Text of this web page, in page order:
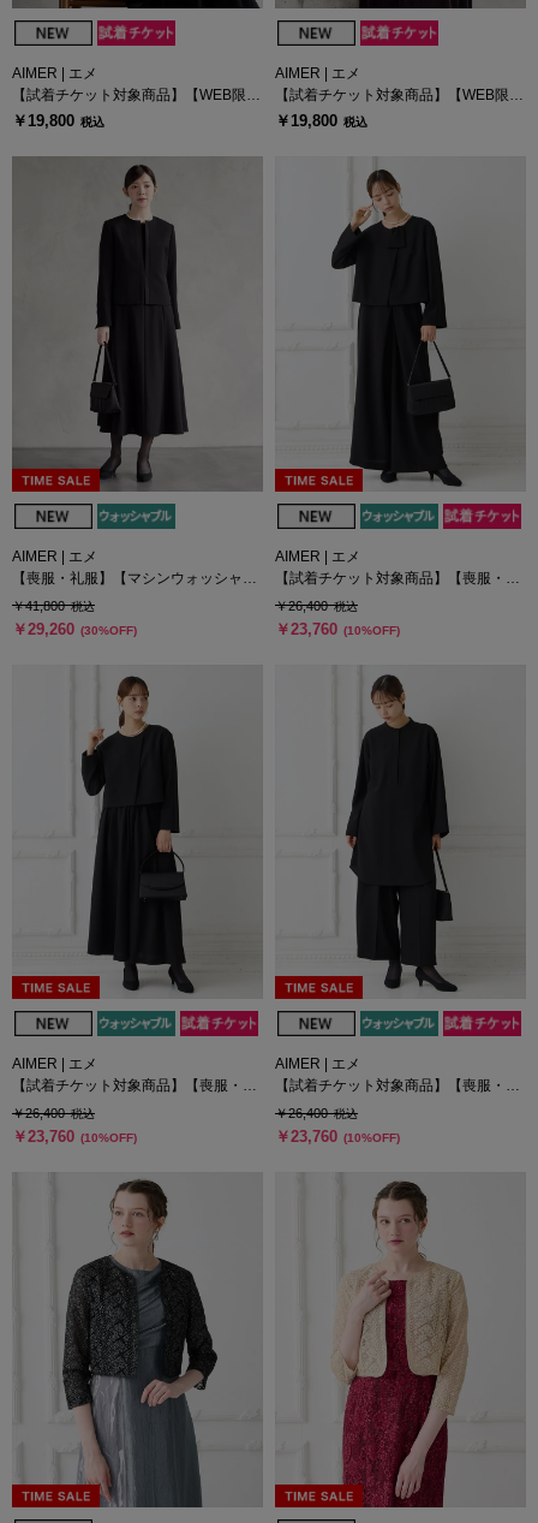
AIMER | エメ
【試着チケット対象商品】【WEB限
定】フロッキードットチュール×ベロ
￥19,800 税込
AIMER | エメ
【試着チケット対象商品】【WEB限
定】フロッキードットチュール×ベロ
￥19,800 税込
AIMER | エメ
【喪服・礼服】【マシンウォッシャブ
ル】サテン切り替えノーカラージャケ
ット・Aラインフレアワンピースアン
サンブル
￥41,800 税込
￥29,260 (30%OFF)
AIMER | エメ
【試着チケット対象商品】【喪服・礼
服】【WEB限定】【ウォッシャブル】
リボンタイ付ノーカラージャケット・
タックワイドパンツ2点セット
￥26,400 税込
￥23,760 (10%OFF)
AIMER | エメ
【試着チケット対象商品】【喪服・礼
服】【WEB限定】【ウォッシャブル】
ノーカラージャケット・ギャザーフレ
￥26,400 税込
￥23,760 (10%OFF)
AIMER | エメ
【試着チケット対象商品】【喪服・礼
服】【WEB限定】前開きオーバーブラ
ウス・ワイドパンツ2点セット
￥26,400 税込
￥23,760 (10%OFF)